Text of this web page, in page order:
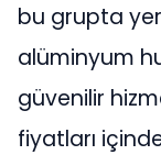
bu grupta yer
alüminyum
güvenilir
fiyatları